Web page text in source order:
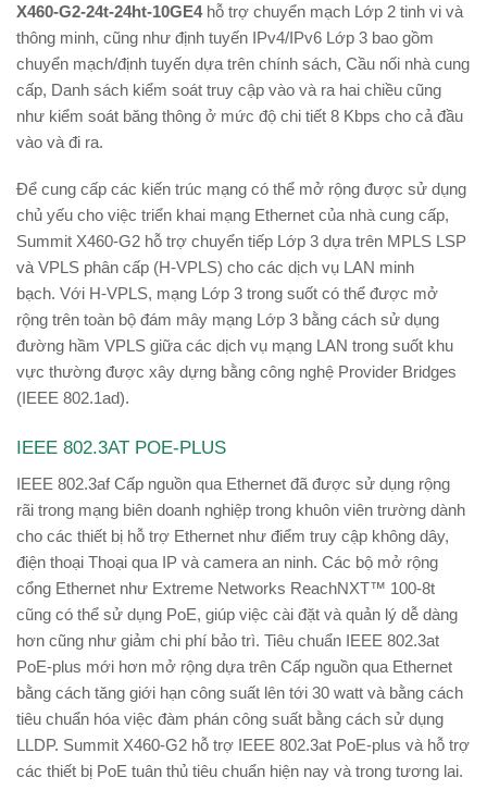
X460-G2-24t-24ht-10GE4hỗ trợ chuyển mạch Lớp 2 tinh vi và
thông minh, cũng như định tuyến IPv4/IPv6 Lớp 3 bao gồm
chuyển mạch/định tuyến dựa trên chính sách, Cầu nối nhà cung
cấp, Danh sách kiểm soát truy cập vào và ra hai chiều cũng
như kiểm soát băng thông ở mức độ chi tiết 8 Kbps cho cả đầu
vào và đi ra.
Để cung cấp các kiến ​​trúc mạng có thể mở rộng được sử dụng
chủ yếu cho việc triển khai mạng Ethernet của nhà cung cấp,
Summit X460-G2 hỗ trợ chuyển tiếp Lớp 3 dựa trên MPLS LSP
và VPLS phân cấp (H-VPLS) cho các dịch vụ LAN minh
bạch. Với H-VPLS, mạng Lớp 3 trong suốt có thể được mở
rộng trên toàn bộ đám mây mạng Lớp 3 bằng cách sử dụng
đường hầm VPLS giữa các dịch vụ mạng LAN trong suốt khu
vực thường được xây dựng bằng công nghệ Provider Bridges
(IEEE 802.1ad).
IEEE 802.3AT POE-PLUS
IEEE 802.3af Cấp nguồn qua Ethernet đã được sử dụng rộng
rãi trong mạng biên doanh nghiệp trong khuôn viên trường dành
cho các thiết bị hỗ trợ Ethernet như điểm truy cập không dây,
điện thoại Thoại qua IP và camera an ninh. Các bộ mở rộng
cổng Ethernet như Extreme Networks ReachNXT™ 100-8t
cũng có thể sử dụng PoE, giúp việc cài đặt và quản lý dễ dàng
hơn cũng như giảm chi phí bảo trì. Tiêu chuẩn IEEE 802.3at
PoE-plus mới hơn mở rộng dựa trên Cấp nguồn qua Ethernet
bằng cách tăng giới hạn công suất lên tới 30 watt và bằng cách
tiêu chuẩn hóa việc đàm phán công suất bằng cách sử dụng
LLDP. Summit X460-G2 hỗ trợ IEEE 802.3at PoE-plus và hỗ trợ
các thiết bị PoE tuân thủ tiêu chuẩn hiện nay và trong tương lai.